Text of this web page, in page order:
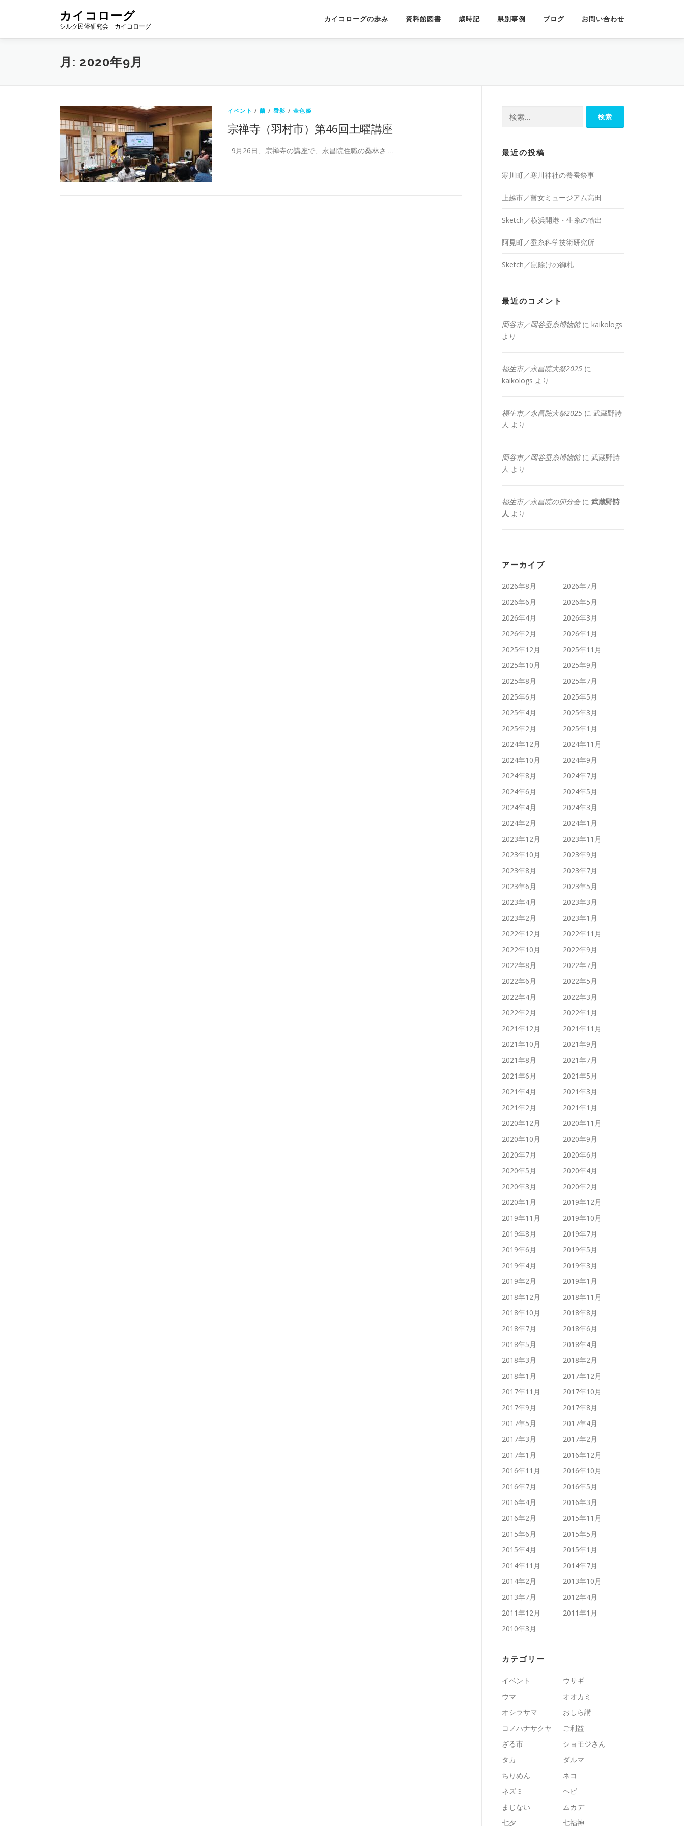
ン
カイコローグ
シルク民俗研究会 カイコローグ
カイコローグの歩み 資料館図書 歳時記 県別事例 ブログ お問い合わせ
月: 2020年9月
イベント /繭 /蚕影 /金色姫
宗禅寺（羽村市）第46回土曜講座
9月26日、宗禅寺の講座で、永昌院住職の桑林さ … 最近の投稿
寒川町／寒川神社の養蚕祭事
上越市／瞽女ミュージアム高田
Sketch／横浜開港・生糸の輸出
阿見町／蚕糸科学技術研究所
Sketch／鼠除けの御札
最近のコメント
岡谷市／岡谷蚕糸博物館に kaikologs
より
福生市／永昌院大祭2025 に
kaikologs より
福生市／永昌院大祭2025 に 武蔵野詩
人 より
岡谷市／岡谷蚕糸博物館に 武蔵野詩
人 より
福生市／永昌院の節分会に 武蔵野詩
人 より
アーカイブ
2026年8月
2026年7月
2026年6月
2026年5月
2026年4月
2026年3月
2026年2月
2026年1月
2025年12月
2025年11月
2025年10月
2025年9月
2025年8月
2025年7月
2025年6月
2025年5月
2025年4月
2025年3月
2025年2月
2025年1月
2024年12月
2024年11月
2024年10月
2024年9月
2024年8月
2024年7月
2024年6月
2024年5月
2024年4月
2024年3月
2024年2月
2024年1月
2023年12月
2023年11月
2023年10月
2023年9月
2023年8月
2023年7月
2023年6月
2023年5月
2023年4月
2023年3月
2023年2月
2023年1月
2022年12月
2022年11月
2022年10月
2022年9月
2022年8月
2022年7月
2022年6月
2022年5月
2022年4月
2022年3月
2022年2月
2022年1月
2021年12月
2021年11月
2021年10月
2021年9月
2021年8月
2021年7月
2021年6月
2021年5月
2021年4月
2021年3月
2021年2月
2021年1月
2020年12月
2020年11月
2020年10月
2020年9月
2020年7月
2020年6月
2020年5月
2020年4月
2020年3月
2020年2月
2020年1月
2019年12月
2019年11月
2019年10月
2019年8月
2019年7月
2019年6月
2019年5月
2019年4月
2019年3月
2019年2月
2019年1月
2018年12月
2018年11月
2018年10月
2018年8月
2018年7月
2018年6月
2018年5月
2018年4月
2018年3月
2018年2月
2018年1月
2017年12月
2017年11月
2017年10月
2017年9月
2017年8月
2017年5月
2017年4月
2017年3月
2017年2月
2017年1月
2016年12月
2016年11月
2016年10月
2016年7月
2016年5月
2016年4月
2016年3月
2016年2月
2015年11月
2015年6月
2015年5月
2015年4月
2015年1月
2014年11月
2014年7月
2014年2月
2013年10月
2013年7月
2012年4月
2011年12月
2011年1月
2010年3月
カテゴリー
イベント
ウサギ
ウマ
オオカミ
オシラサマ
おしら講
コノハナサクヤ
ご利益
ざる市
ショモジさん
タカ
ダルマ
ちりめん
ネコ
ネズミ
ヘビ
まじない
ムカデ
七夕
七福神